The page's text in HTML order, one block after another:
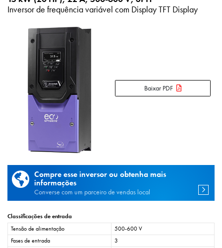
Inversor de frequência variável com Display TFT Display
Baixar PDF
Compre esse inversor ou obtenha mais
informações
Converse com um parceiro de vendas local
Classificações de entrada
Tensão de alimentação
500-600 V
Fases de entrada
3